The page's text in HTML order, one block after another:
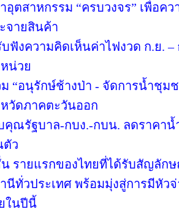
อุตสาหกรรม “ครบวงจร” เพื่อค
จายสินค้า
ฟังความคิดเห็นค่าไฟงวด ก.ย. –
น่วย
ม “อนุรักษ์ช้างป่า - จัดการน้ำชุ
วัดภาคตะวันออก
คุณรัฐบาล-กบง.-กบน. ลดราคา
ตัว
รายแรกของไทยที่ได้รับสัญลัก
นีทั่วประเทศ พร้อมมุ่งสู่การมีหัว
ในปีนี้